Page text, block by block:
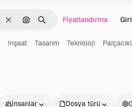
Temizlemek
Görüntüyle ara
AramakFiyatlandırma
Inşaat Tasarım Teknoloji
İnsanlar Dosya türü